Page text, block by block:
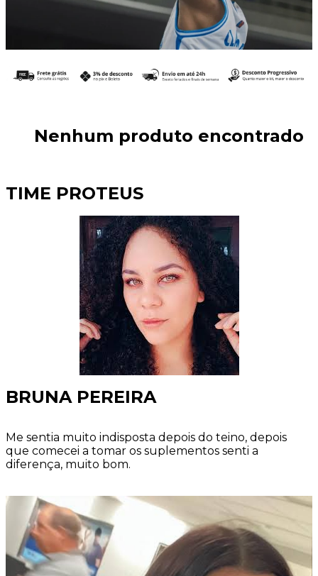
Nenhum produto encontrado
TIME PROTEUS
BRUNA PEREIRA
Me sentia muito indisposta depois do teino, depois
que comecei a tomar os suplementos senti a
diferença, muito bom.